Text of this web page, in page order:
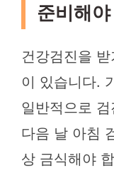
준비해
건강검진을
이 있습니다.
일반적으로
다음 날 아침
상 금식해야